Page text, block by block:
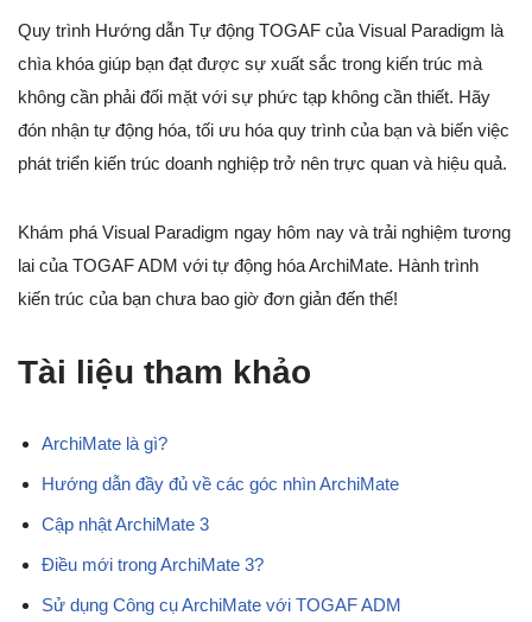
Quy trình Hướng dẫn Tự động TOGAF của Visual Paradigm là
chìa khóa giúp bạn đạt được sự xuất sắc trong kiến trúc mà
không cần phải đối mặt với sự phức tạp không cần thiết. Hãy
đón nhận tự động hóa, tối ưu hóa quy trình của bạn và biến việc
phát triển kiến trúc doanh nghiệp trở nên trực quan và hiệu quả.
Khám phá Visual Paradigm ngay hôm nay và trải nghiệm tương
lai của TOGAF ADM với tự động hóa ArchiMate. Hành trình
kiến trúc của bạn chưa bao giờ đơn giản đến thế!
Tài liệu tham khảo
ArchiMate là gì?
Hướng dẫn đầy đủ về các góc nhìn ArchiMate
Cập nhật ArchiMate 3
Điều mới trong ArchiMate 3?
Sử dụng Công cụ ArchiMate với TOGAF ADM